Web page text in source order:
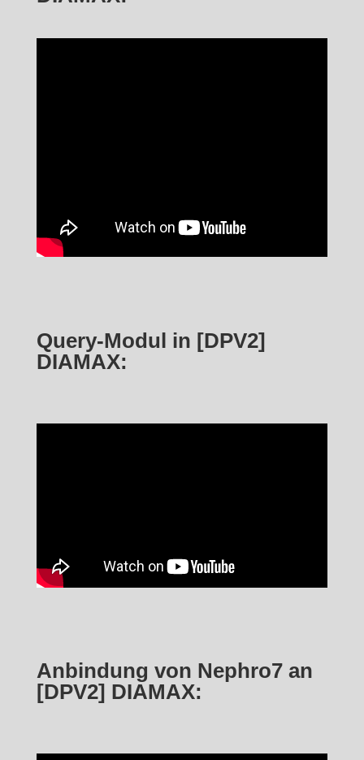
Query-Modul in [DPV2]
DIAMAX:
Anbindung von Nephro7 an
[DPV2] DIAMAX: